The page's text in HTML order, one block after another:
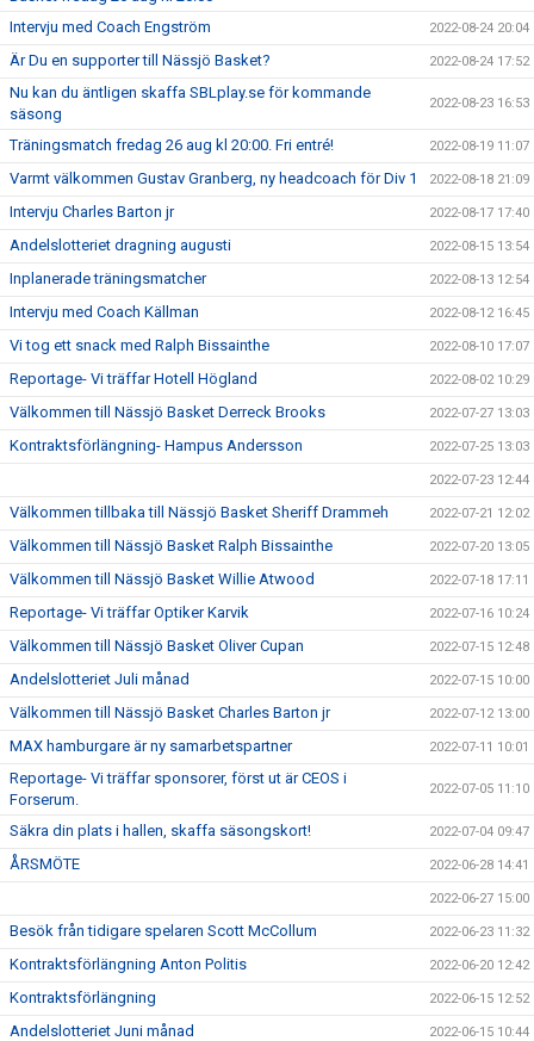
Intervju med Coach Engström
2022-08-24 20:04
Är Du en supporter till Nässjö Basket? 2022-08-24 17:52
Nu kan du äntligen skaffa SBLplay.se för kommande
säsong
2022-08-23 16:53
Träningsmatch fredag 26 aug kl 20:00. Fri entré! 2022-08-19 11:07
Varmt välkommen Gustav Granberg, ny headcoach för Div 1 2022-08-18 21:09
Intervju Charles Barton jr 2022-08-17 17:40
Andelslotteriet dragning augusti 2022-08-15 13:54
Inplanerade träningsmatcher 2022-08-13 12:54
Intervju med Coach Källman 2022-08-12 16:45
Vi tog ett snack med Ralph Bissainthe 2022-08-10 17:07
Reportage- Vi träffar Hotell Högland 2022-08-02 10:29
Välkommen till Nässjö Basket Derreck Brooks 2022-07-27 13:03
Kontraktsförlängning- Hampus Andersson 2022-07-25 13:03
2022-07-23 12:44
Välkommen tillbaka till Nässjö Basket Sheriff Drammeh 2022-07-21 12:02
Välkommen till Nässjö Basket Ralph Bissainthe 2022-07-20 13:05
Välkommen till Nässjö Basket Willie Atwood 2022-07-18 17:11
Reportage- Vi träffar Optiker Karvik 2022-07-16 10:24
Välkommen till Nässjö Basket Oliver Cupan 2022-07-15 12:48
Andelslotteriet Juli månad 2022-07-15 10:00
Välkommen till Nässjö Basket Charles Barton jr 2022-07-12 13:00
MAX hamburgare är ny samarbetspartner 2022-07-11 10:01
Reportage- Vi träffar sponsorer, först ut är CEOS i
Forserum.
2022-07-05 11:10
Säkra din plats i hallen, skaffa säsongskort! 2022-07-04 09:47
ÅRSMÖTE 2022-06-28 14:41
2022-06-27 15:00
Besök från tidigare spelaren Scott McCollum 2022-06-23 11:32
Kontraktsförlängning Anton Politis 2022-06-20 12:42
Kontraktsförlängning 2022-06-15 12:52
Andelslotteriet Juni månad 2022-06-15 10:44